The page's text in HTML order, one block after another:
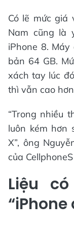
Có lẽ mức giá
Nam cũng là
iPhone 8.
bản 64 GB.
xách tay lúc
thì vẫn cao
“Trong nhiều
luôn kém hơn
X”, ông
của
Liệu